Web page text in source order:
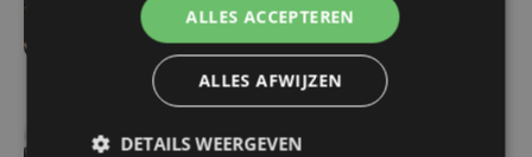
Barbara Gandolfi en ex-
partner
ALLES ACCEPTEREN
ALLES AFWIJZEN
DETAILS WEERGEVEN